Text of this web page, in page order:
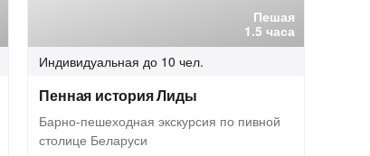
Пешая
1.5 часа
Индивидуальная до 10 чел.
Пенная история Лиды
Барно-пешеходная экскурсия по пивной
столице Беларуси